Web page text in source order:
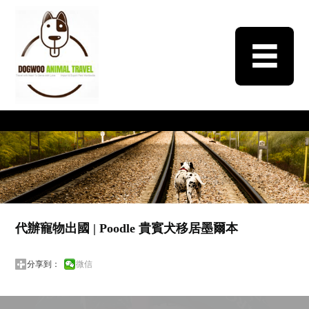
代辦寵物出國‬ | Poodle 貴賓犬移居墨爾本
分享到： 微信